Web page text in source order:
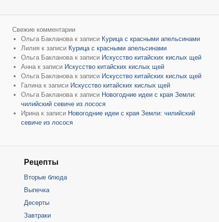
Свежие комментарии
Ольга Бакланова к записи Курица с красными апельсинами
Лилия к записи Курица с красными апельсинами
Ольга Бакланова к записи Искусство китайских кислых щей
Анна к записи Искусство китайских кислых щей
Ольга Бакланова к записи Искусство китайских кислых щей
Галина к записи Искусство китайских кислых щей
Ольга Бакланова к записи Новогодние идеи с края Земли:
чилийский севиче из лосося
Ирина к записи Новогодние идеи с края Земли: чилийский
севиче из лосося
Рецепты
Вторые блюда
Выпечка
Десерты
Завтраки